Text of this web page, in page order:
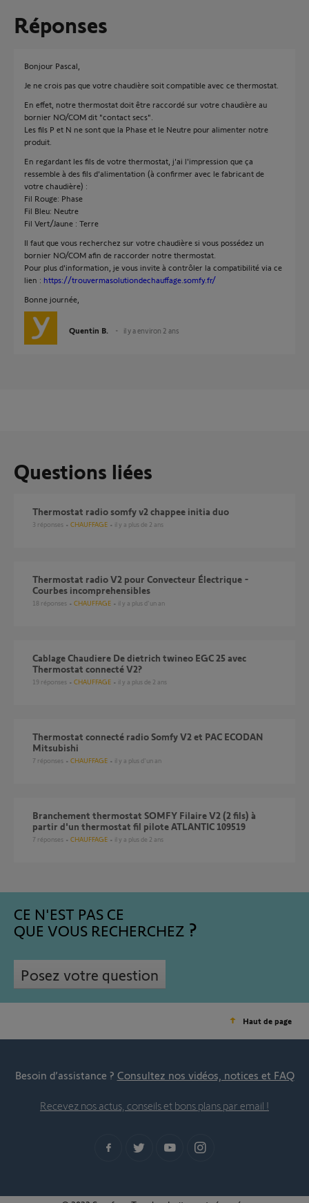
Réponses
Bonjour Pascal,
Je ne crois pas que votre chaudière soit compatible avec ce thermostat.
En effet, notre thermostat doit être raccordé sur votre chaudière au
bornier NO/COM dit "contact secs".
Les fils P et N ne sont que la Phase et le Neutre pour alimenter notre
produit.
En regardant les fils de votre thermostat, j'ai l'impression que ça
ressemble à des fils d'alimentation (à confirmer avec le fabricant de
votre chaudière) :
Fil Rouge: Phase
Fil Bleu: Neutre
Fil Vert/Jaune : Terre
Il faut que vous recherchez sur votre chaudière si vous possédez un
bornier NO/COM afin de raccorder notre thermostat.
Pour plus d'information, je vous invite à contrôler la compatibilité via ce
lien : https://trouvermasolutiondechauffage.somfy.fr/
Bonne journée,
Quentin B. il y a environ 2 ans
Questions liées
Thermostat radio somfy v2 chappee initia duo
3 réponses CHAUFFAGE il y a plus de 2 ans
Thermostat radio V2 pour Convecteur Électrique -
Courbes incomprehensibles
18 réponses CHAUFFAGE il y a plus d'un an
Cablage Chaudiere De dietrich twineo EGC 25 avec
Thermostat connecté V2?
19 réponses CHAUFFAGE il y a plus de 2 ans
Thermostat connecté radio Somfy V2 et PAC ECODAN
Mitsubishi
7 réponses CHAUFFAGE il y a plus d'un an
Branchement thermostat SOMFY Filaire V2 (2 fils) à
partir d'un thermostat fil pilote ATLANTIC 109519
7 réponses CHAUFFAGE il y a plus de 2 ans
CE N'EST PAS CE
QUE VOUS RECHERCHEZ
Posez votre question
Haut de page
Besoin d’assistance ? Consultez nos vidéos, notices et FAQ
Recevez nos actus, conseils et bons plans par email !